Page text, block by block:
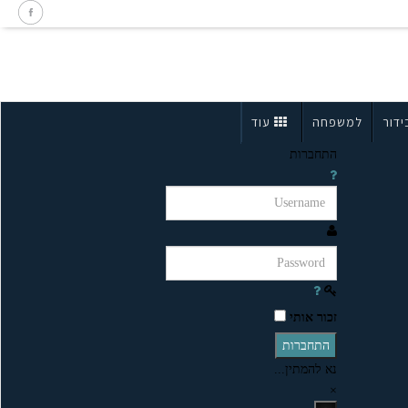
למשפחה עוד
התחברות
זכור אותי
התחברות
נא להמתין...
×